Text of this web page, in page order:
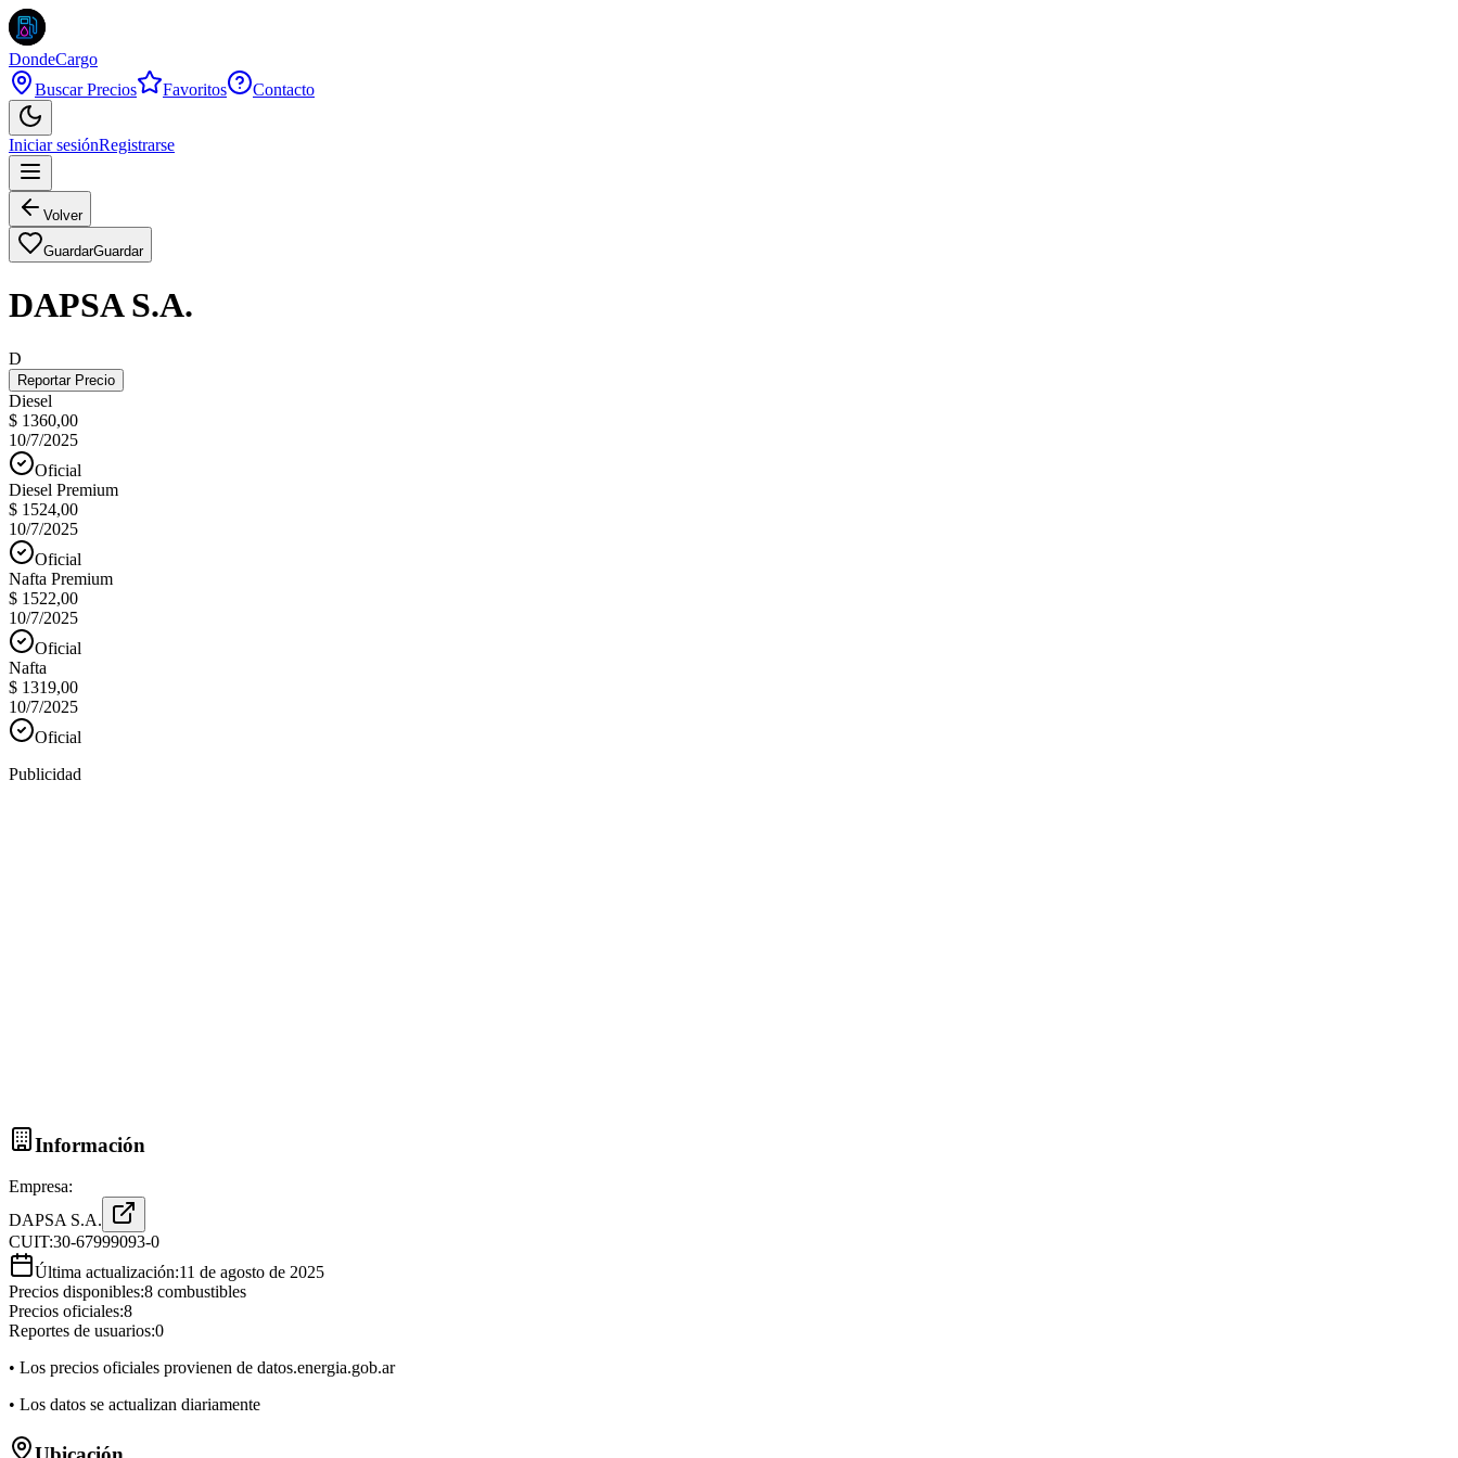
DondeCargo
Buscar Precios
Favoritos Contacto
Iniciar sesiónRegistrarse
Volver
GuardarGuardar
DAPSA S.A.
D
Reportar Precio
Diesel
$ 1360,00
10/7/2025
Oficial
Diesel Premium
$ 1524,00
10/7/2025
Oficial
Nafta Premium
$ 1522,00
10/7/2025
Oficial
Nafta
$ 1319,00
10/7/2025
Oficial
Publicidad
Información
Empresa:
DAPSA S.A.
CUIT:30-67999093-0
Última actualización:11 de agosto de 2025
Precios disponibles:8 combustibles
Precios oficiales:8
Reportes de usuarios:0
• Los precios oficiales provienen de datos.energia.gob.ar
• Los datos se actualizan diariamente